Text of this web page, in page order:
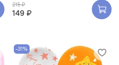
215 ₽
149 ₽
-31%